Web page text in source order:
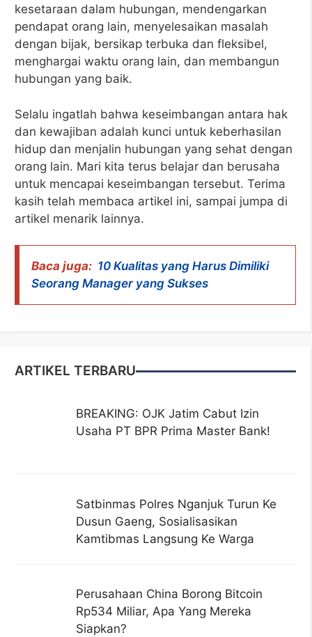
kesetaraan dalam hubungan, mendengarkan
pendapat orang lain, menyelesaikan masalah
dengan bijak, bersikap terbuka dan fleksibel,
menghargai waktu orang lain, dan membangun
hubungan yang baik.
Selalu ingatlah bahwa keseimbangan antara hak
dan kewajiban adalah kunci untuk keberhasilan
hidup dan menjalin hubungan yang sehat dengan
orang lain. Mari kita terus belajar dan berusaha
untuk mencapai keseimbangan tersebut. Terima
kasih telah membaca artikel ini, sampai jumpa di
artikel menarik lainnya.
Baca juga: 10 Kualitas yang Harus Dimiliki
Seorang Manager yang Sukses
ARTIKEL TERBARU
BREAKING: OJK Jatim Cabut Izin
Usaha PT BPR Prima Master Bank!
Satbinmas Polres Nganjuk Turun Ke
Dusun Gaeng, Sosialisasikan
Kamtibmas Langsung Ke Warga
Perusahaan China Borong Bitcoin
Rp534 Miliar, Apa Yang Mereka
Siapkan?